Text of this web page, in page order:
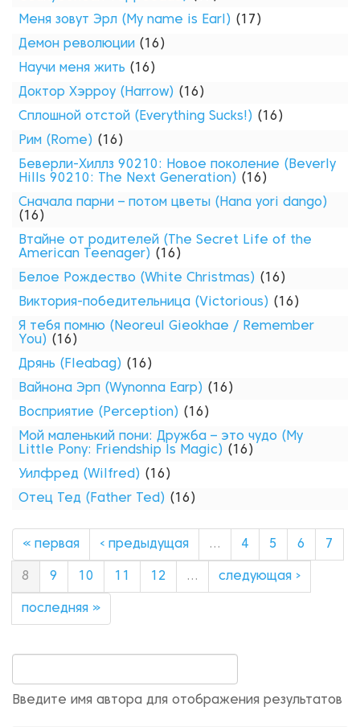
Меня зовут Эрл (My name is Earl) (17)
Демон революции (16)
Научи меня жить (16)
Доктор Хэрроу (Harrow) (16)
Сплошной отстой (Everything Sucks!) (16)
Рим (Rome) (16)
Беверли-Хиллз 90210: Новое поколение (Beverly
Hills 90210: The Next Generation) (16)
Сначала парни – потом цветы (Hana yori dango)
(16)
Втайне от родителей (The Secret Life of the
American Teenager) (16)
Белое Рождество (White Christmas) (16)
Виктория-победительница (Victorious) (16)
Я тебя помню (Neoreul Gieokhae / Remember
You) (16)
Дрянь (Fleabag) (16)
Вайнона Эрп (Wynonna Earp) (16)
Восприятие (Perception) (16)
Мой маленький пони: Дружба – это чудо (My
Little Pony: Friendship Is Magic) (16)
Уилфред (Wilfred) (16)
Отец Тед (Father Ted) (16)
« первая ‹ предыдущая … 4 5 6 7
8 9 10 12 … следующая ›
последняя »
Введите имя автора для отображения результатов